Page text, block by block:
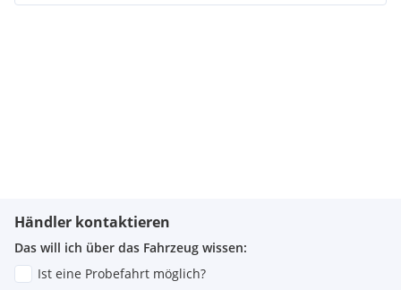
Händler kontaktieren
Das will ich über das Fahrzeug wissen:
Ist eine Probefahrt möglich?